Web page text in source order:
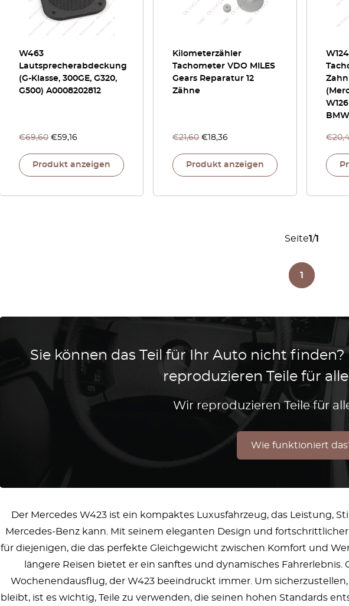
W463
Lautsprecherabdeckung
(G-Klasse, 300GE, G320,
G500) A0008202812
€69,60 €59,16
Produkt anzeigen
Kilometerzähler
Tachometer VDO MILES
Gears Reparatur 12
Zähne
€21,60 € 18,36
Produkt anzeigen
€
Seite1/1
1
Sie können das Teil für Ihr Auto nicht
reproduzieren Teile für
Wir reproduzieren Teile für
Wie funktioniert
Der Mercedes W423 ist ein kompaktes Luxusfahrzeug, das Leistung,
Mercedes-Benz kann. Mit seinem eleganten Design und
für diejenigen, die das perfekte Gleichgewicht zwischen Komfort und
längere Reisen bietet er ein sanftes und dynamisches
Wochenendausflug, der W423 beeindruckt immer. Um
bleibt, ist es wichtig, Teile zu verwenden, die seinen hohen Standards